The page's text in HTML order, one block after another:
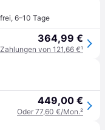
, 6–10 Tage
364,99 €
von 121,66 €¹
449,00 €
Oder 77,60 €/Mon.²